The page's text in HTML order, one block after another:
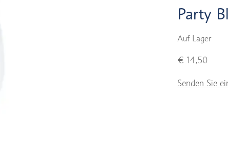
Party
Auf Lager
€ 14,50
Senden Sie